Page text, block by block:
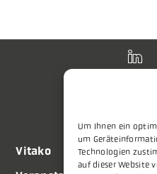
Um Ihnen ein
um
Technologien
auf dieser Website
Vitako